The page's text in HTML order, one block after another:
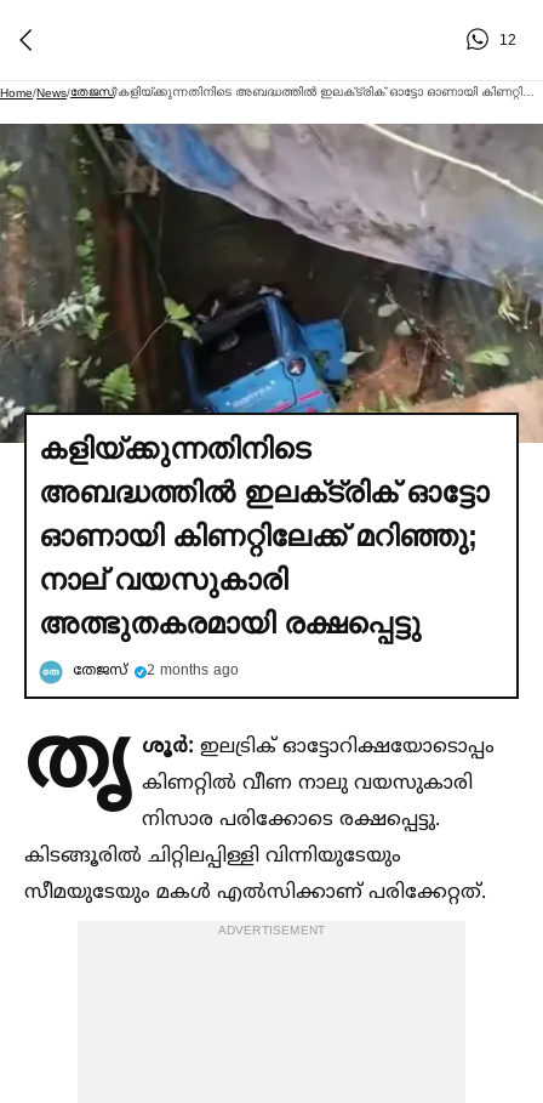
12
Home/News/തേജസ്/
കളിയ്ക്കുന്നതിനിടെ
അബദ്ധത്തില്‍ ഇലക്‌ട്രിക് ഓട്ടോ
ഓണായി കിണറ്റിലേക്ക് മറിഞ്ഞു;
നാല് വയസുകാരി
അത്ഭുതകരമായി രക്ഷപ്പെട്ടു
തേജസ് 2 months ago
തൃ ശൂര്‍: ഇലട്രിക് ഓട്ടോറിക്ഷയോടൊപ്പം
കിണറ്റില്‍ വീണ നാലു വയസുകാരി
നിസാര പരിക്കോടെ രക്ഷപ്പെട്ടു.
കിടങ്ങൂരില്‍ ചിറ്റിലപ്പിള്ളി വിന്നിയുടേയും
സീമയുടേയും മകള്‍ എല്‍സിക്കാണ് പരിക്കേറ്റത്.
ADVERTISEMENT